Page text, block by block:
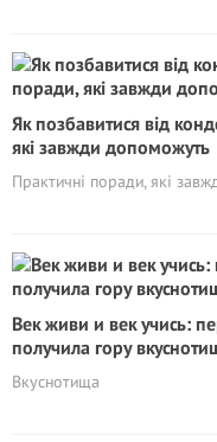
Як позбавитися від
які завжди допоможуть
Практичні поради, які
Век живи и век учись:
получила гору
Вкуснотища